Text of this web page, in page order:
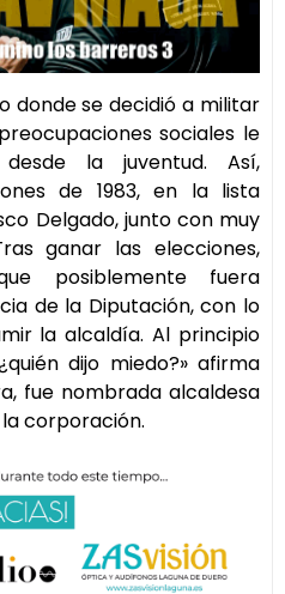
donde se decidió a militar
sociales le
la juventud. Así,
de 1983, en la lista
Delgado, junto con muy
ganar las elecciones,
posiblemente fuera
de la Diputación, con lo
la alcaldía. Al principio
dijo miedo?» afirma
fue nombrada alcaldesa
corporación.